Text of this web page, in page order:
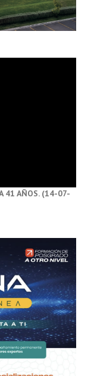
41 AÑOS. (14-07-